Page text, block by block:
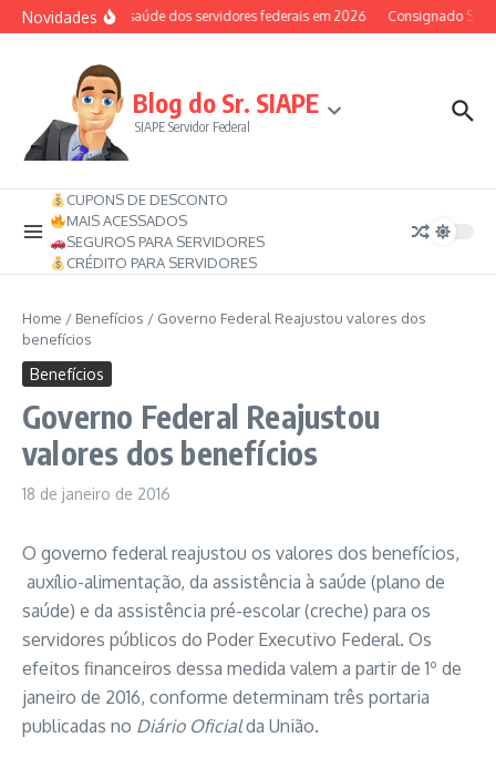
Ir para o conteúdo
NovidadesAuxílio-saúde dos servidores federais em 2026 Consignado
Blog do Sr. SIAPE
SIAPE Servidor Federal
CUPONS DE DESCONTO
MAIS ACESSADOS
SEGUROS PARA SERVIDORES
CRÉDITO PARA SERVIDORES
Home / Benefícios / Governo Federal Reajustou valores dos
benefícios
Benefícios
Governo Federal Reajustou
valores dos benefícios
18 de janeiro de 2016
O governo federal reajustou os valores dos benefícios,
auxílio-alimentação, da assistência à saúde (plano de
saúde) e da assistência pré-escolar (creche) para os
servidores públicos do Poder Executivo Federal. Os
efeitos financeiros dessa medida valem a partir de 1º de
janeiro de 2016, conforme determinam três portaria
publicadas no Diário Oficialda União.